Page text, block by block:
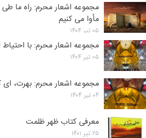
مجموعه اشعار محرم: راه ما
مأوا می کنیم
۰۵ تیر ۱۴۰۴
مجموعه اشعار محرم: با احتیاط
۰۵ تیر ۱۴۰۴
مجموعه اشعار محرم: بهرت، ای
۰۴ تیر ۱۴۰۴
معرفی کتاب ظهر ظلمت
۲۵ تیر ۱۴۰۱